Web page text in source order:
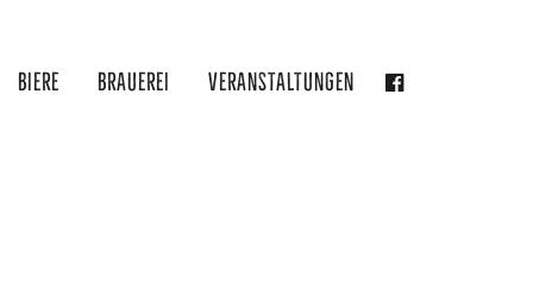
Biere Brauerei Veranstaltungen